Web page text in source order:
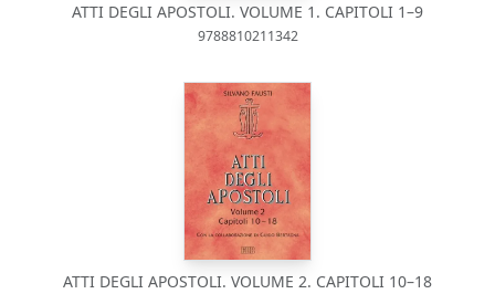
ATTI DEGLI APOSTOLI. VOLUME 1. CAPITOLI 1–9
9788810211342
ATTI DEGLI APOSTOLI. VOLUME 2. CAPITOLI 10–18